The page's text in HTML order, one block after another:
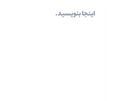
بنویسید…